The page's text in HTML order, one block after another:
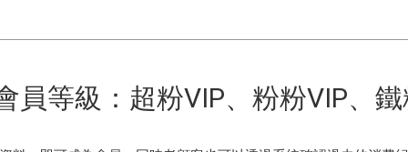
員等級：超粉VIP、粉粉VIP、鐵